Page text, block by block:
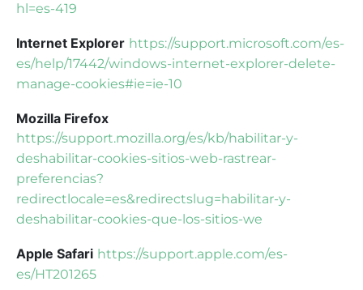
hl=es-419
Internet Explorer https://support.microsoft.com/es-
es/help/17442/windows-internet-explorer-delete-
manage-cookies#ie=ie-10
Mozilla Firefox
https://support.mozilla.org/es/kb/habilitar-y-
deshabilitar-cookies-sitios-web-rastrear-
preferencias?
redirectlocale=es&redirectslug=habilitar-y-
deshabilitar-cookies-que-los-sitios-we
Apple Safari https://support.apple.com/es-
es/HT201265